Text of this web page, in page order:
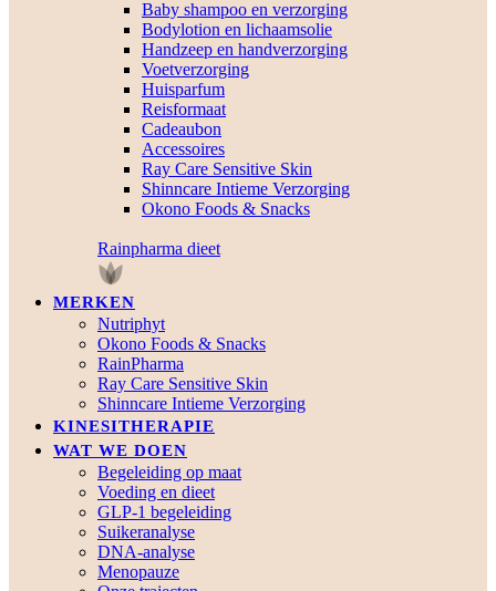
Baby shampoo en verzorging
Bodylotion en lichaamsolie
Handzeep en handverzorging
Voetverzorging
Huisparfum
Reisformaat
Cadeaubon
Accessoires
Ray Care Sensitive Skin
Shinncare Intieme Verzorging
Okono Foods & Snacks
Rainpharma dieet
MERKEN
Nutriphyt
Okono Foods & Snacks
RainPharma
Ray Care Sensitive Skin
Shinncare Intieme Verzorging
KINESITHERAPIE
WAT WE DOEN
Begeleiding op maat
Voeding en dieet
GLP-1 begeleiding
Suikeranalyse
DNA-analyse
Menopauze